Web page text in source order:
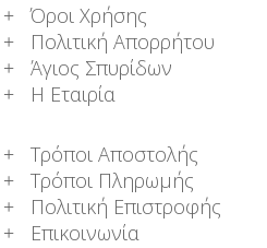
Όροι Χρήσης
Πολιτική Απορρήτου
Άγιος Σπυρίδων
Η Εταιρία
Τρόποι Αποστολής
Τρόποι Πληρωμής
Πολιτική Επιστροφής
Επικοινωνία